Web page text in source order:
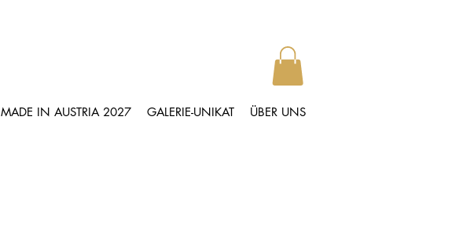
MADE IN AUSTRIA 2027 GALERIE-UNIKAT ÜBER UNS